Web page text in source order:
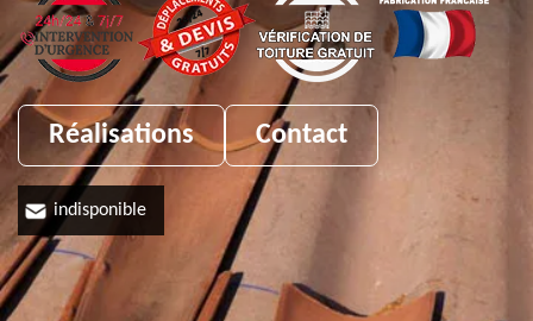
Réalisations Contact
indisponible